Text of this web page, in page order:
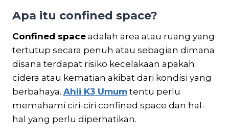
Apa itu confined space?
Confined space adalah area atau ruang yang
tertutup secara penuh atau sebagian dimana
disana terdapat risiko kecelakaan apakah
cidera atau kematian akibat dari kondisi yang
berbahaya. Ahli K3 Umum tentu perlu
memahami ciri-ciri confined space dan hal-
hal yang perlu diperhatikan.